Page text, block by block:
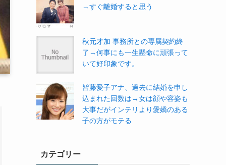
→すぐ離婚すると思う
秋元才加 事務所との専属契約終
了→何事にも一生懸命に頑張って
いて好印象です。
皆藤愛子アナ、過去に結婚を申し
込まれた回数は→女は顔や容姿も
大事だがインテリより愛嬌のある
子の方がモテる
カテゴリー